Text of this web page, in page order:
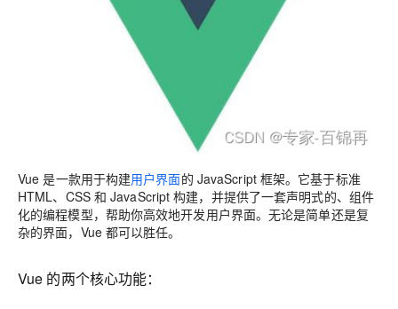
Vue 是一款用于构建用户界面的 JavaScript 框架。它基于标准
HTML、CSS 和 JavaScript 构建，并提供了一套声明式的、组件
化的编程模型，帮助你高效地开发用户界面。无论是简单还是复
杂的界面，Vue 都可以胜任。
Vue 的两个核心功能：